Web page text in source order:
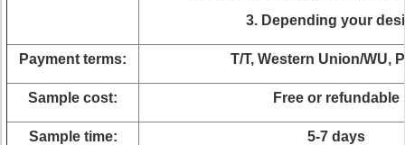
3. Depending your
Payment terms: T/T, Western Union/WU,
Sample cost: Free or refundable
Sample time: 5-7 days